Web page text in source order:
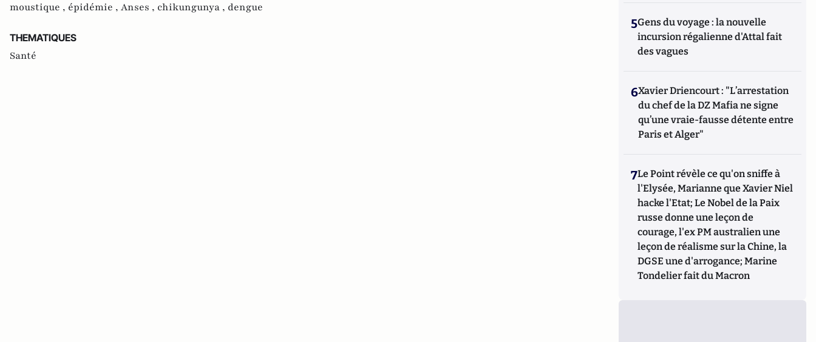
moustique , épidémie , Anses , chikungunya , dengue
THEMATIQUES
Santé
5Gens du voyage : la nouvelle
incursion régalienne d'Attal fait
des vagues
6Xavier Driencourt : "L’arrestation
du chef de la DZ Mafia ne signe
qu’une vraie-fausse détente entre
Paris et Alger"
7Le Point révèle ce qu'on sniffe à
l'Elysée, Marianne que Xavier Niel
hacke l'Etat; Le Nobel de la Paix
russe donne une leçon de
courage, l'ex PM australien une
leçon de réalisme sur la Chine, la
DGSE une d'arrogance; Marine
Tondelier fait du Macron